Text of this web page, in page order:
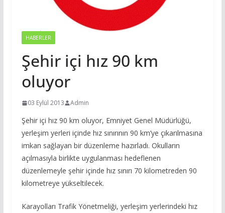
HABERLER
Şehir içi hız 90 km
oluyor
03 Eylül 2013 Admin
Şehir içi hız 90 km oluyor, Emniyet Genel Müdürlüğü,
yerleşim yerleri içinde hız sınırının 90 km’ye çıkarılmasına
imkan sağlayan bir düzenleme hazırladı. Okulların
açılmasıyla birlikte uygulanması hedeflenen
düzenlemeyle şehir içinde hız sınırı 70 kilometreden 90
kilometreye yükseltilecek.
Karayolları Trafik Yönetmeliği, yerleşim yerlerindeki hız